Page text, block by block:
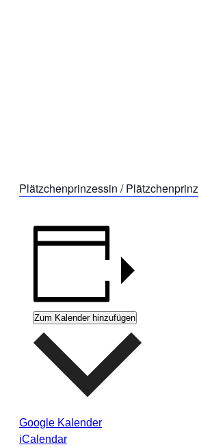
Plätzchenprinzessin / Plätzchenprinz
Zum Kalender hinzufügen
Google Kalender
iCalendar